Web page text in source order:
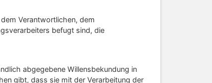
Verantwortlichen, dem
befugt sind, die
abgegebene Willensbekundung in
gibt, dass sie mit der Verarbeitung der